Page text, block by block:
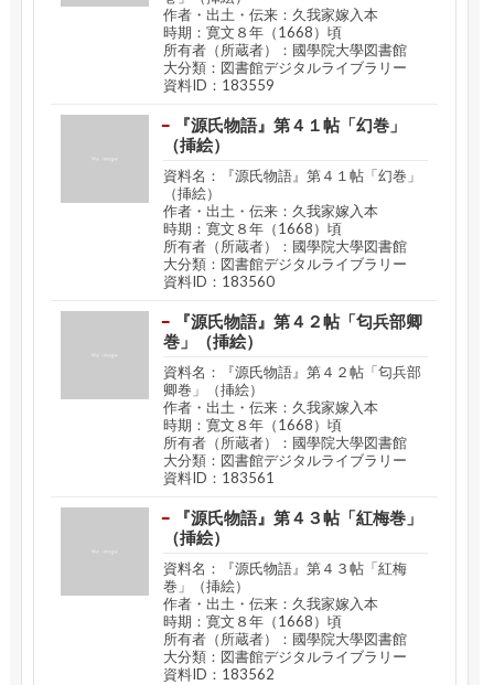
作者・出土・伝来：久我家嫁入本
時期：寛文８年（1668）頃
所有者（所蔵者）：國學院大學図書館
大分類：図書館デジタルライブラリー
資料ID：183559
『源氏物語』第４１帖「幻巻」
（挿絵）
資料名：『源氏物語』第４１帖「幻巻」
（挿絵）
作者・出土・伝来：久我家嫁入本
時期：寛文８年（1668）頃
所有者（所蔵者）：國學院大學図書館
大分類：図書館デジタルライブラリー
資料ID：183560
『源氏物語』第４２帖「匂兵部卿
巻」（挿絵）
資料名：『源氏物語』第４２帖「匂兵部
卿巻」（挿絵）
作者・出土・伝来：久我家嫁入本
時期：寛文８年（1668）頃
所有者（所蔵者）：國學院大學図書館
大分類：図書館デジタルライブラリー
資料ID：183561
『源氏物語』第４３帖「紅梅巻」
（挿絵）
資料名：『源氏物語』第４３帖「紅梅
巻」（挿絵）
作者・出土・伝来：久我家嫁入本
時期：寛文８年（1668）頃
所有者（所蔵者）：國學院大學図書館
大分類：図書館デジタルライブラリー
資料ID：183562